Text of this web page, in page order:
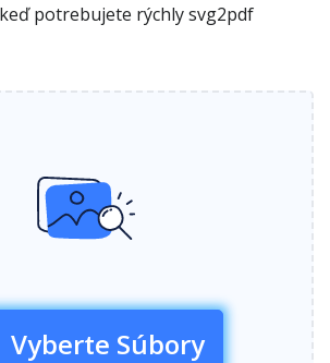
potrebujete rýchly svg2pdf
Vyberte Súbory